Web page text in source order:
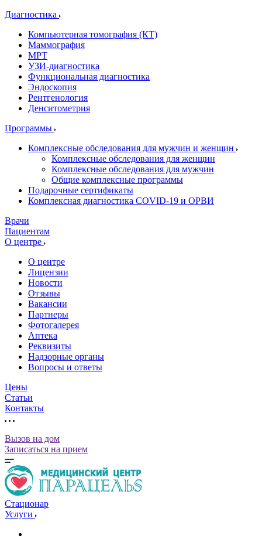
Диагностика
Компьютерная томография (КТ)
Маммография
МРТ
УЗИ-диагностика
Функциональная диагностика
Эндоскопия
Рентгенология
Денситометрия
Программы
Комплексные обследования для мужчин и женщин
Комплексные обследования для женщин
Комплексные обследования для мужчин
Общие комплексные программы
Подарочные сертификаты
Комплексная диагностика COVID-19 и ОРВИ
Врачи
Пациентам
О центре
О центре
Лицензии
Новости
Отзывы
Вакансии
Партнеры
Фотогалерея
Аптека
Реквизиты
Надзорные органы
Вопросы и ответы
Цены
Статьи
Контакты
Вызов на дом
Записаться на прием
Стационар
Услуги